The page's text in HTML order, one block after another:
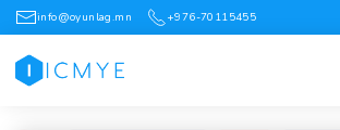
info@oyunlag.mn +976-70115455